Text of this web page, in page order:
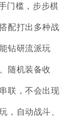
门槛，步步棋
配打出多种战
钻研流派玩
随机装备收
联，不会出现
，自动战斗、